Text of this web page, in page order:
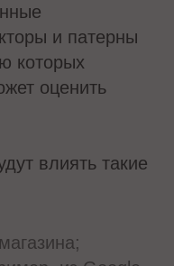
и патерны
которых
оценить
влиять такие